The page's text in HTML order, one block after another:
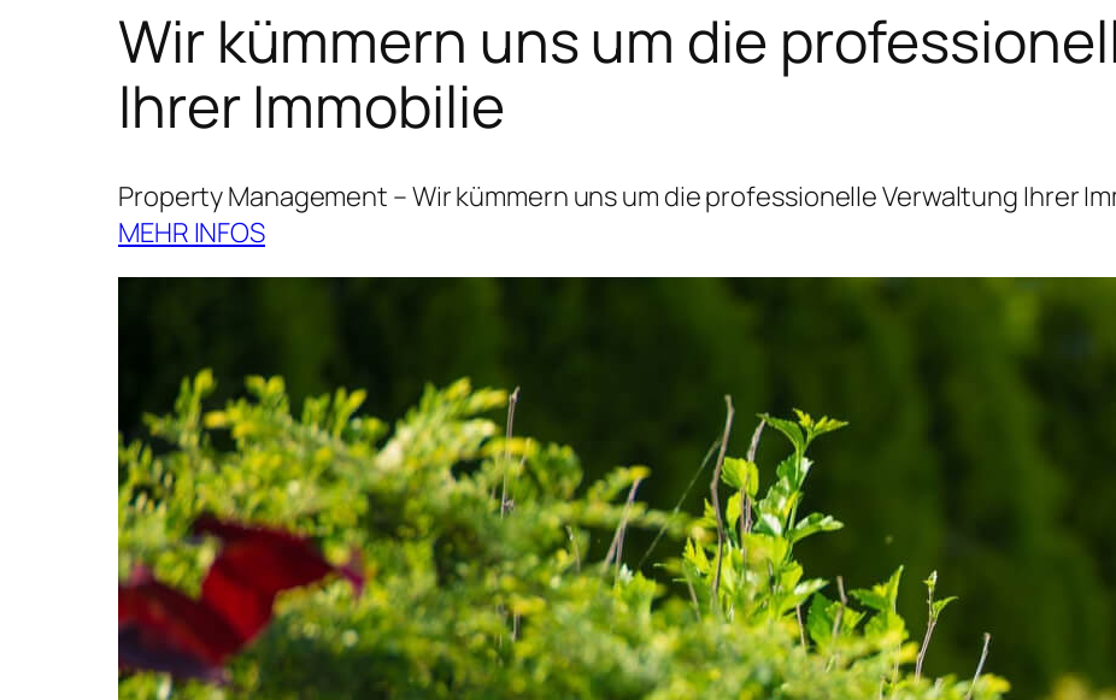
Wir kümmern uns um die
Ihrer Immobilie
Property Management – Wir kümmern uns um die professionelle Verwaltung Ihrer
MEHR INFOS